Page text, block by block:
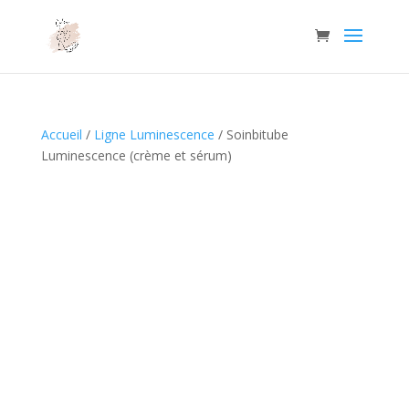
Accueil / Ligne Luminescence / Soinbitube
Luminescence (crème et sérum)